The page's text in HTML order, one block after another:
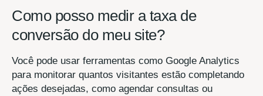
Como posso medir a taxa de
conversão do meu site?
Você pode usar ferramentas como Google Analytics
para monitorar quantos visitantes estão completando
ações desejadas, como agendar consultas ou